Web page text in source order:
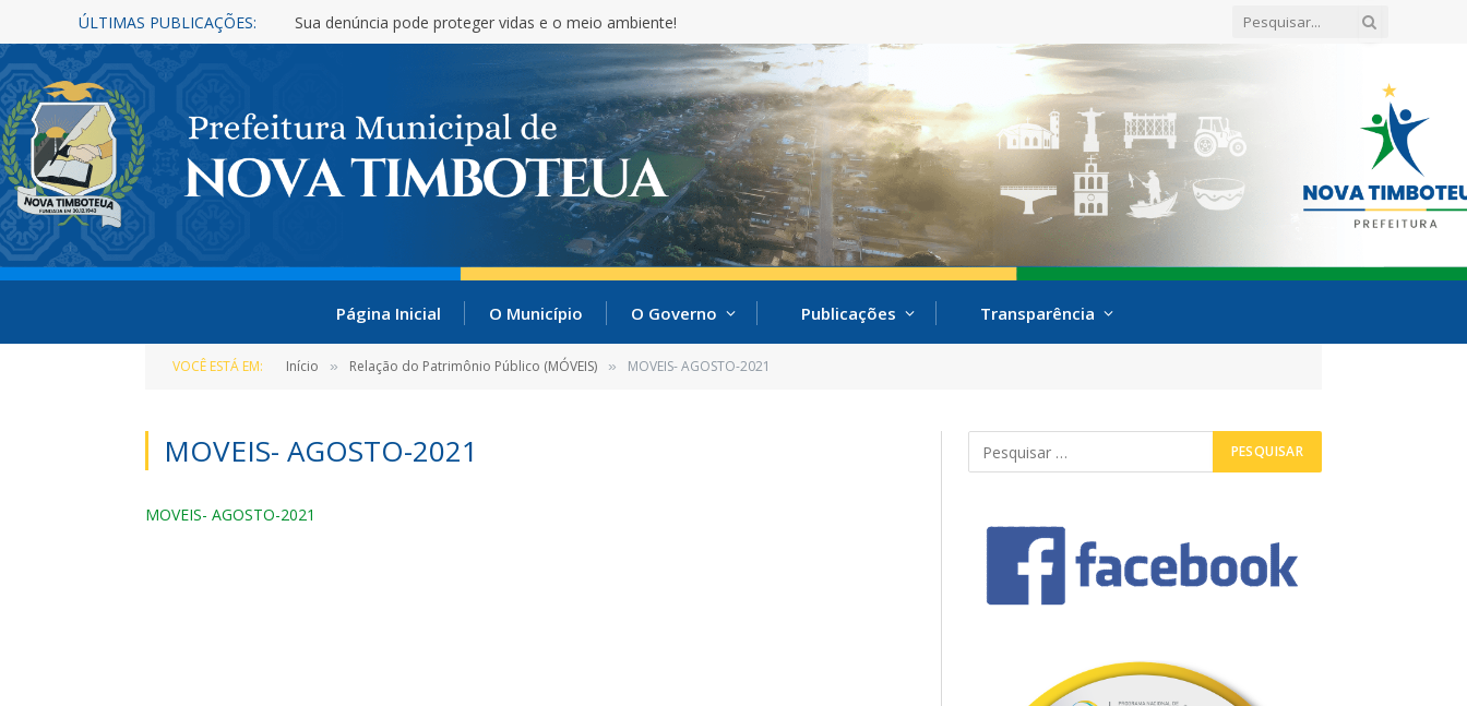
ÚLTIMAS PUBLICAÇÕES: Sua denúncia pode proteger vidas e o meio ambiente!
Página Inicial O Município O Governo Publicações Transparência
VOCÊ ESTÁ EM: Início » Relação do Patrimônio Público (MÓVEIS) » MOVEIS- AGOSTO-2021
MOVEIS- AGOSTO-2021
MOVEIS- AGOSTO-2021